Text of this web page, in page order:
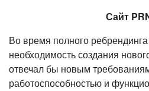
Сайт
Во время полного
необходимость создания
отвечал бы новым
работоспособностью и